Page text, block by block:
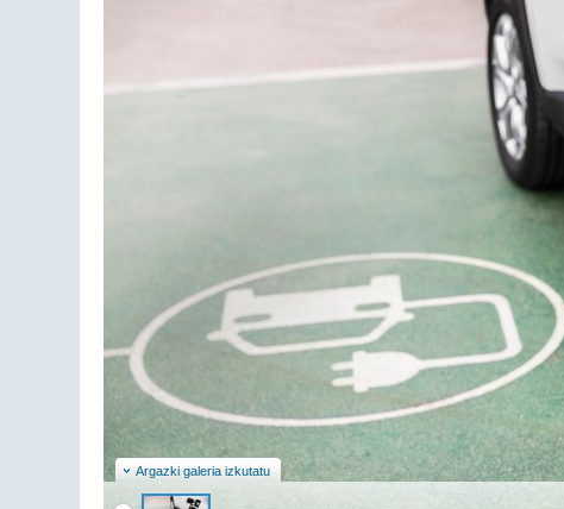
Argazki galeria izkutatu